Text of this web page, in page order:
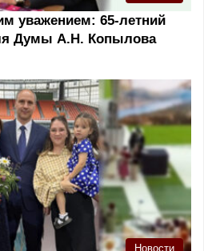
уважением: 65-летний
Думы А.Н. Копылова
Новости